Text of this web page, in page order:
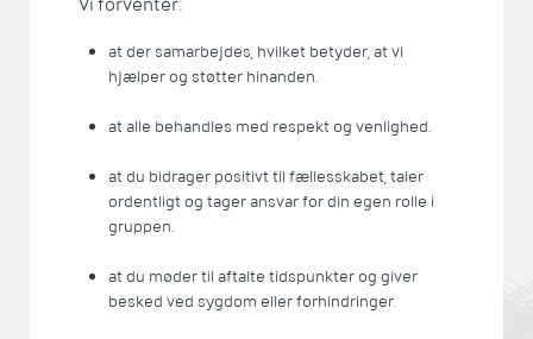
at der samarbejdes, hvilket betyder, at vi
hjælper og støtter hinanden.
at alle behandles med respekt og venlighed.
at du bidrager positivt til fællesskabet, taler
ordentligt og tager ansvar for din egen rolle i
gruppen.
at du møder til aftalte tidspunkter og giver
besked ved sygdom eller forhindringer.